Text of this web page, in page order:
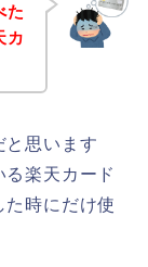
た
カ
と思います
楽天カード
た時にだけ使